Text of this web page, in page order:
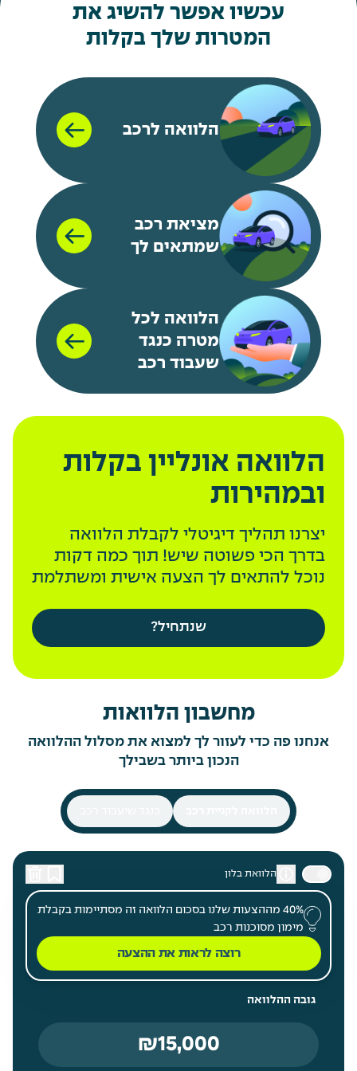
עכשיו אפשר להשיג את
המטרות שלך בקלות
הלוואה לרכב
מציאת רכב
שמתאים לך
הלוואה לכל
מטרה כנגד
שעבוד רכב
הלוואה אונליין בקלות
ובמהירות
יצרנו תהליך דיגיטלי לקבלת הלוואה
בדרך הכי פשוטה שיש! תוך כמה דקות
נוכל להתאים לך הצעה אישית ומשתלמת
שנתחיל?
מחשבון הלוואות
אנחנו פה כדי לעזור לך למצוא את מסלול ההלוואה
הנכון ביותר בשבילך
הלוואת בלון
40% מההצעות שלנו בסכום הלוואה זה מסתיימות בקבלת
מימון מסוכנות רכב
רוצה לראות את ההצעה
גובה ההלוואה